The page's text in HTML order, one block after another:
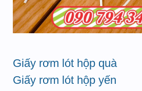
Giấy rơm lót hộp quà
Giấy rơm lót hộp yến